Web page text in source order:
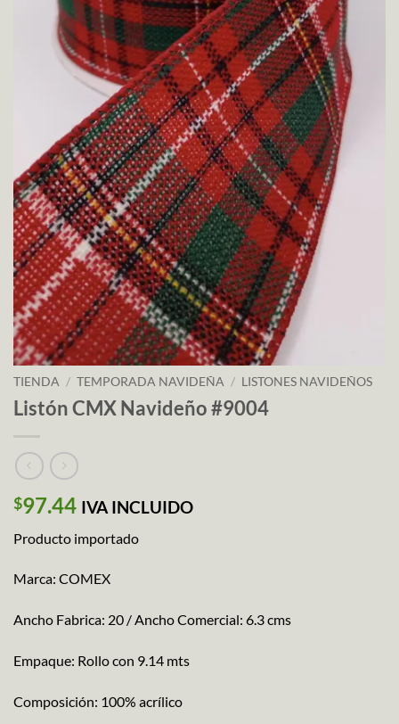
TIENDA / TEMPORADA NAVIDEÑA / LISTONES NAVIDEÑOS
Listón CMX Navideño #9004
$97.44 IVA INCLUIDO
Producto importado
Marca: COMEX
Ancho Fabrica: 20 / Ancho Comercial: 6.3 cms
Empaque: Rollo con 9.14 mts
Composición: 100% acrílico